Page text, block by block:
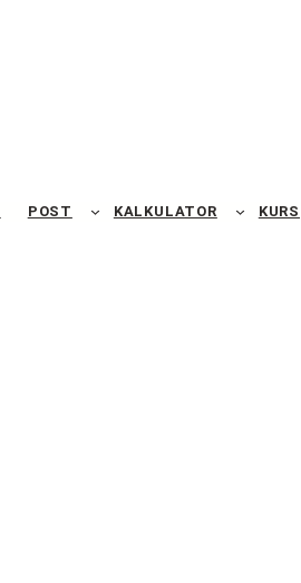
POST KALKULATOR KURS